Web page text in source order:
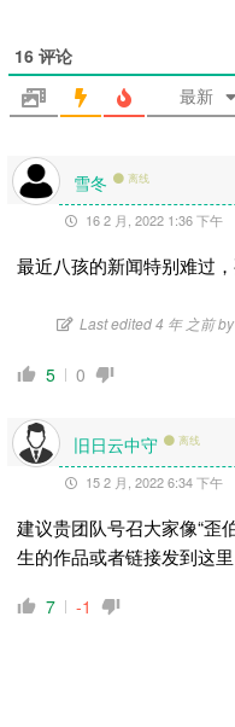
16 评论
最新
雪冬 离线
16 2 月, 2022 1:36 下午
最近八孩的新闻特别难过
Last edited 4 年 之前
5 0
旧日云中守 离线
15 2 月, 2022 6:34 下午
建议贵团队号召大家像“歪
生的作品或者链接发到这
7 -1